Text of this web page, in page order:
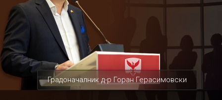
Градоначалник д-р Горан Герасимовски